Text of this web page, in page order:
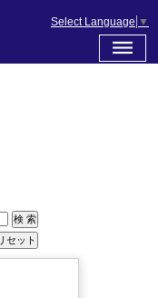
Select Language ▼